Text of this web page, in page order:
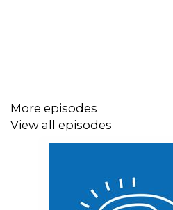
psykopatiskt beteende
bemötande...
More episodes
View all episodes